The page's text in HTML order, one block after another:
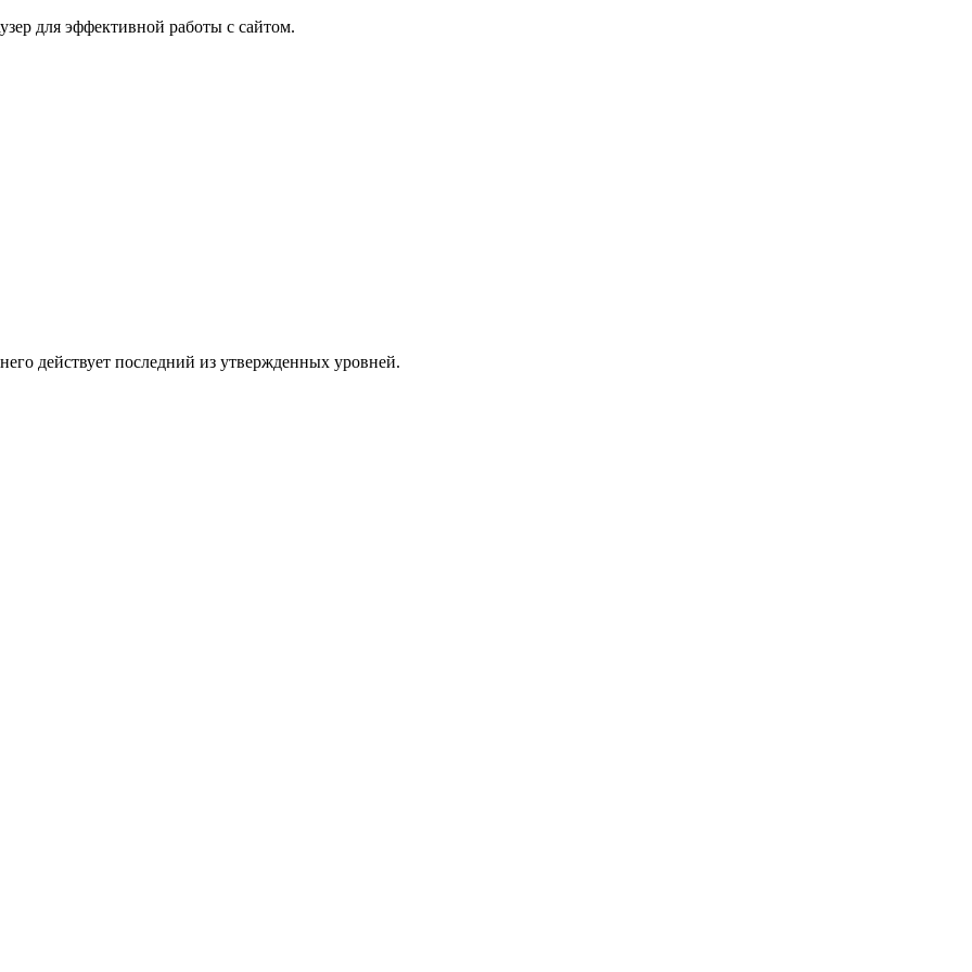
для эффективной работы с сайтом.
действует последний из утвержденных уровней.